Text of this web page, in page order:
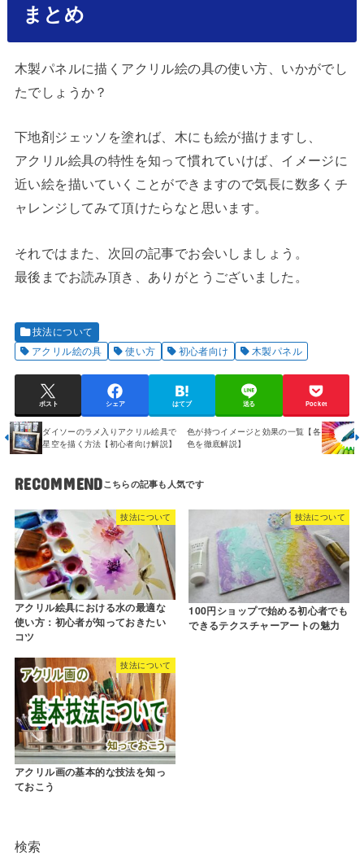
まとめ
木製パネルに描くアクリル絵の具の使い方、いかがでし
たでしょうか？
下地剤ジェッソを塗れば、木にも絵が描けますし、
アクリル絵具の特性を知って慣れていけば、イメージに
近い絵を描いていくことができますので気長に数多くチ
ャレンジしてみて頂けたらなと思います。
それではまた、次回の記事でお会いしましょう。
最後までお読み頂き、ありがとうございました。
技法について
アクリル絵の具
使い方 初心者向け 木製パネル
ポスト シェア はてブ 送る Pocket
ダイソーのラメ入りアクリル絵具で
星空を描く方法【初心者向け解説】
色が持つイメージと効果の一覧【各
色を徹底解説】
RECOMMEND
技法について
アクリル絵具における水の最適な
使い方：初心者が知っておきたい
コツ
技法について
100円ショップで始める初心者でも
できるテクスチャーアートの魅力
技法について
アクリル画の基本的な技法を知っ
ておこう
検索